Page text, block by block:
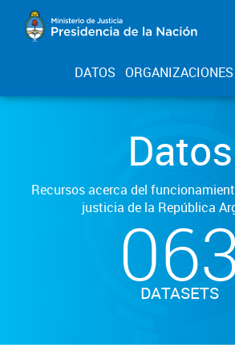
DATOS ORGANIZACIONES
Datos
Recursos acerca del
justicia de la República
DATASETS